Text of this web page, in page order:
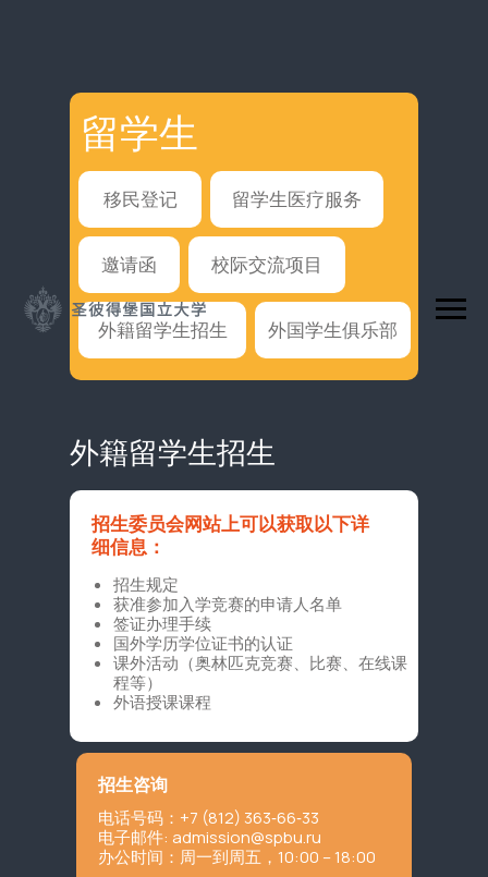
留学生
外籍留学生招生
移民登记 留学生医疗服务
外国学生俱乐部
邀请函 校际交流项目
外籍留学生招生
招生规定
获准参加入学竞赛的申请人名单
签证办理手续
国外学历学位证书的认证
课外活动（奥林匹克竞赛、比赛、在线课
程等）
外语授课课程
招生委员会网站上可以获取以下详
细信息：
电话号码：+7 (812) 363‑66‑33
电子邮件: admission@spbu.ru
办公时间：周一到周五，10:00 – 18:00
招生咨询